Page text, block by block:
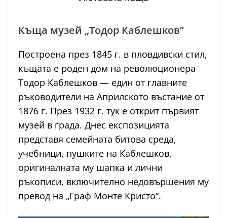
Къща музей „Тодор Каблешков”
Построена през 1845 г. в пловдивски стил,
къщата е роден дом на революционера
Тодор Каблешков — един от главните
ръководители на Априлското въстание от
1876 г. През 1932 г. тук е открит първият
музей в града. Днес експозицията
представя семейната битова среда,
учебници, пушките на Каблешков,
оригиналната му шапка и лични
ръкописи, включително недовършения му
превод на „Граф Монте Кристо“.